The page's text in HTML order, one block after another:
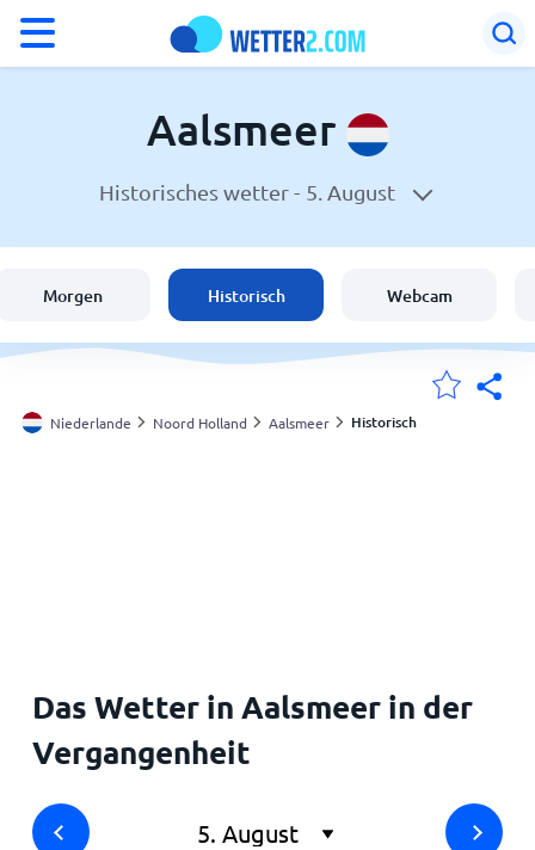
Wetter in Aalsmeer
Schweiz
Deutschland
Aalsmeer
Historisches wetter - 5. August
Morgen Historisch Webcam
Niederlande Noord Holland Aalsmeer Historisch
Das Wetter in Aalsmeer in der
Vergangenheit